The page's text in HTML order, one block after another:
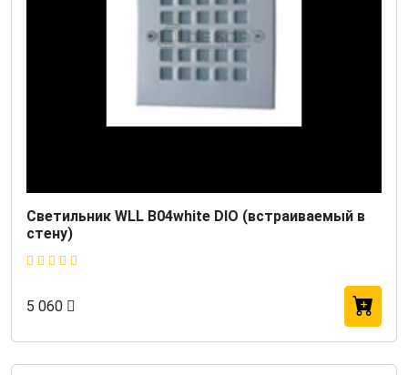
Светильник WLL B04white DIO (встраиваемый в
стену)
5 060